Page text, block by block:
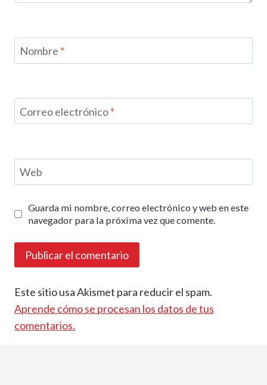
Nombre *
Correo electrónico*
Web
Guarda mi nombre, correo electrónico y web en este
navegador para la próxima vez que comente.
Este sitio usa Akismet para reducir el spam.
Aprende cómo se procesan los datos de tus
comentarios.